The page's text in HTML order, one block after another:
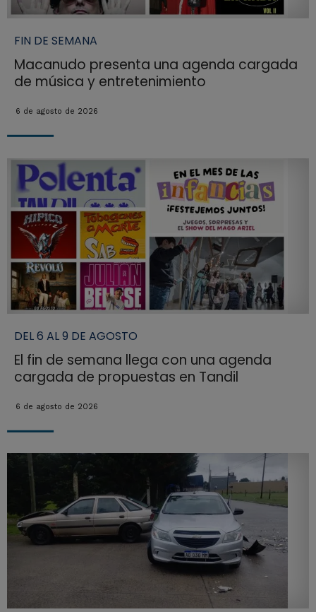
FIN DE SEMANA
Macanudo presenta una agenda cargada
de música y entretenimiento
6 de agosto de 2026
DEL 6 AL 9 DE AGOSTO
El fin de semana llega con una agenda
cargada de propuestas en Tandil
6 de agosto de 2026